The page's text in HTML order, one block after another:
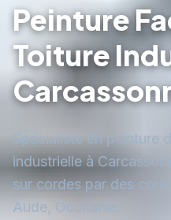
Peinture
Toiture
Spécialiste en peinture
industrielle à
sur cordes par des
Aude, Occitanie.